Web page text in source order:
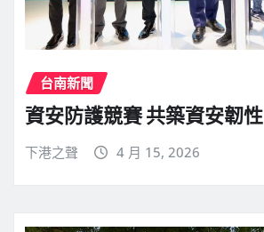
台南新聞
資安防護競賽 共築資安韌性
下港之聲 4 月 15, 2026